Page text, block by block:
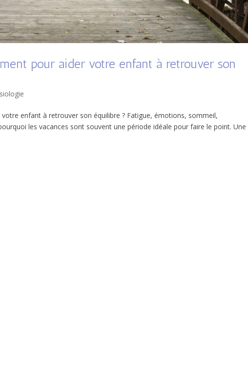
pour aider votre enfant à retrouver son
enfant à retrouver son équilibre ? Fatigue, émotions, sommeil,
les vacances sont souvent une période idéale pour faire le point. Une